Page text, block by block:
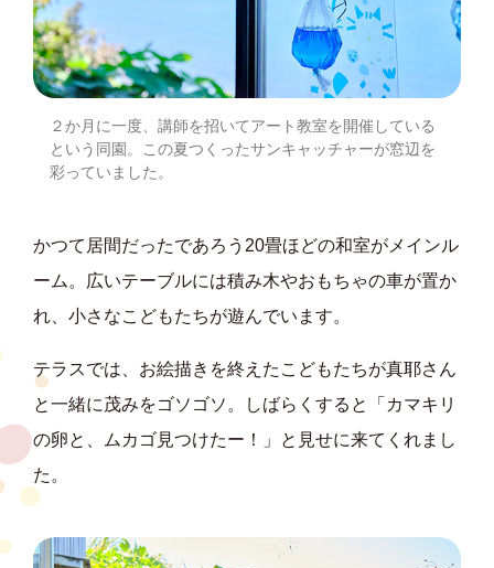
２か月に一度、講師を招いてアート教室を開催している
という同園。この夏つくったサンキャッチャーが窓辺を
彩っていました。
かつて居間だったであろう20畳ほどの和室がメインル
ーム。広いテーブルには積み木やおもちゃの車が置か
れ、小さなこどもたちが遊んでいます。
テラスでは、お絵描きを終えたこどもたちが真耶さん
と一緒に茂みをゴソゴソ。しばらくすると「カマキリ
の卵と、ムカゴ見つけたー！」と見せに来てくれまし
た。